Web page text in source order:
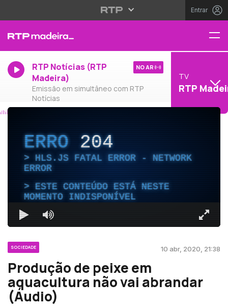
Entrar
RTP Notícias (RTP
Madeira)
Emissão em simultâneo com RTP
Notícias
NO AR
TV
RTP
ERRO204
HLS.JS FATAL ERROR - NETWORK
ERROR
ESTE CONTEÚDO ESTÁ NESTE
MOMENTO INDISPONÍVEL
SOCIEDADE 10 abr, 2020, 21:38
Produção de peixe em
aquacultura não vai abrandar
(Áudio)